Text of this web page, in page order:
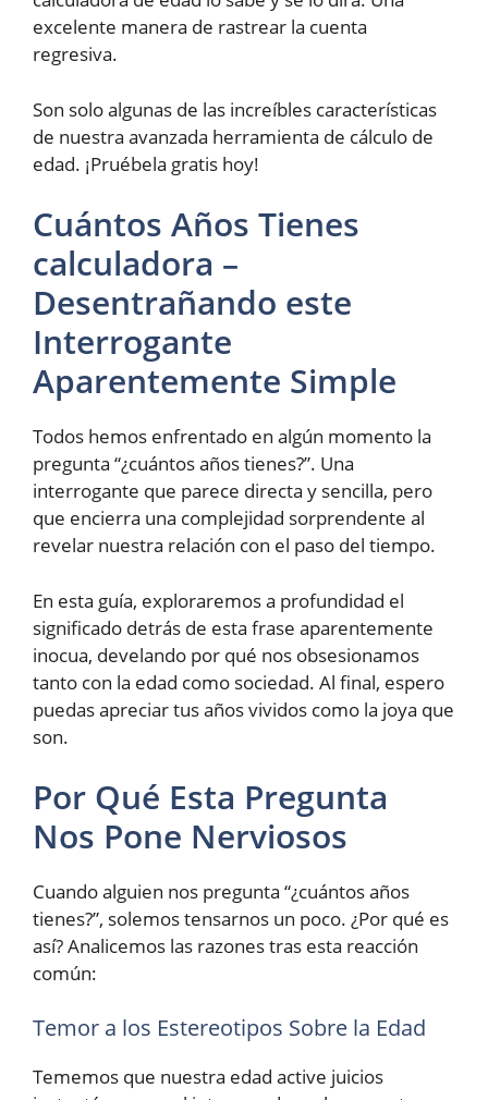
excelente manera de rastrear la cuenta
regresiva.
Son solo algunas de las increíbles características
de nuestra avanzada herramienta de cálculo de
edad. ¡Pruébela gratis hoy!
Cuántos Años Tienes
calculadora –
Desentrañando este
Interrogante
Aparentemente Simple
Todos hemos enfrentado en algún momento la
pregunta “¿cuántos años tienes?”. Una
interrogante que parece directa y sencilla, pero
que encierra una complejidad sorprendente al
revelar nuestra relación con el paso del tiempo.
En esta guía, exploraremos a profundidad el
significado detrás de esta frase aparentemente
inocua, develando por qué nos obsesionamos
tanto con la edad como sociedad. Al final, espero
puedas apreciar tus años vividos como la joya que
son.
Por Qué Esta Pregunta
Nos Pone Nerviosos
Cuando alguien nos pregunta “¿cuántos años
tienes?”, solemos tensarnos un poco. ¿Por qué es
así? Analicemos las razones tras esta reacción
común:
Temor a los Estereotipos Sobre la Edad
Tememos que nuestra edad active juicios